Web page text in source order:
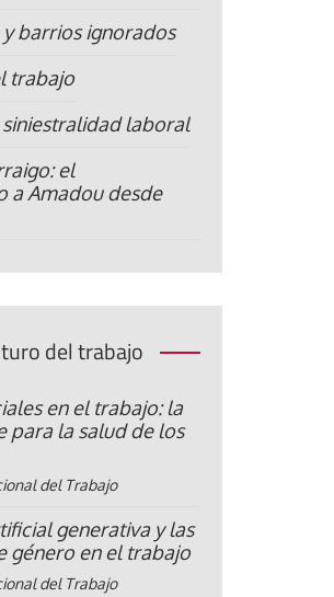
barrios ignorados
trabajo
laboral
el
a Amadou desde
del trabajo
en el trabajo: la
para la salud de los
del Trabajo
generativa y las
género en el trabajo
del Trabajo